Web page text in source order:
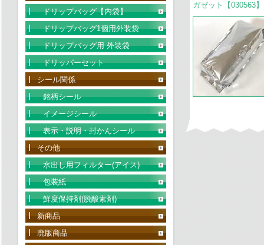
ガゼット【030563
ドリップバッグ【内袋】
ドリップバッグ1個用外装袋
ドリップバッグ用 外装袋
ドリッパーセット
シール関係
銘柄シール
イメージシール
表示・説明・封かんシール
その他
水出し用フィルター(アイス)
包装紙
鮮度保持剤(脱酸素剤)
新商品
廃版商品